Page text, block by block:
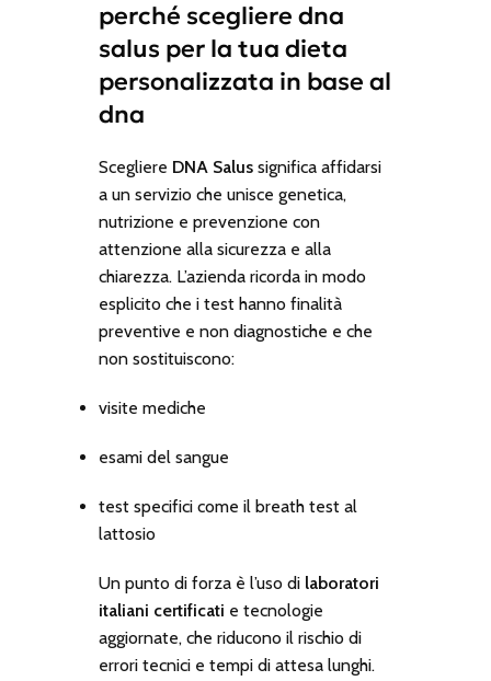
perché scegliere dna
salus per la tua dieta
personalizzata in base al
dna
Scegliere DNA Salussignifica affidarsi
a un servizio che unisce genetica,
nutrizione e prevenzione con
attenzione alla sicurezza e alla
chiarezza. L’azienda ricorda in modo
esplicito che i test hanno finalità
preventive e non diagnostiche e che
non sostituiscono:
visite mediche
esami del sangue
test specifici come il breath test al
lattosio
Un punto di forza è l’uso di laboratori
italiani certificati e tecnologie
aggiornate, che riducono il rischio di
errori tecnici e tempi di attesa lunghi.